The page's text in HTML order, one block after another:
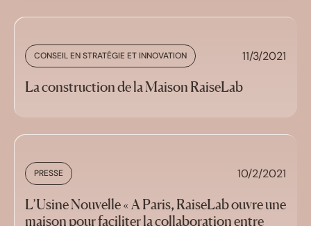
CONSEIL EN STRATÉGIE ET INNOVATION 11/3/2021
La construction de la Maison RaiseLab
PRESSE 10/2/2021
L’Usine Nouvelle « A Paris, RaiseLab ouvre une
maison pour faciliter la collaboration entre